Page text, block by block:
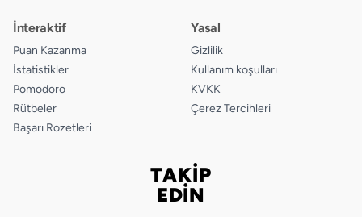
İnteraktif
Puan Kazanma
İstatistikler
Pomodoro
Rütbeler
Başarı Rozetleri
Yasal
Gizlilik
Kullanım koşulları
KVKK
Çerez Tercihleri
TAKİP
EDİN